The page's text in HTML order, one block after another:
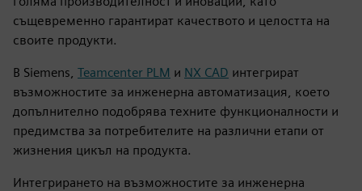
същевременно гарантират качеството и целостта на
своите продукти.
В Siemens, Teamcenter PLM и NX CAD интегрират
възможностите за инженерна автоматизация, което
допълнително подобрява техните функционалности и
предимства за потребителите на различни етапи от
жизнения цикъл на продукта.
Интегрирането на възможностите за инженерна